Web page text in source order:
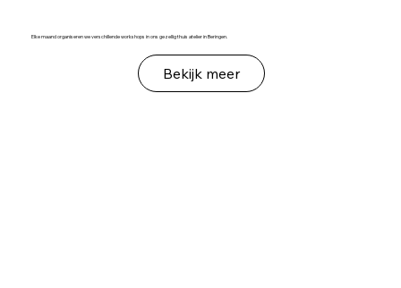
Elke maand organiseren we verschillende workshops in ons gezellig thuis atelier in Beringen.
Bekijk meer